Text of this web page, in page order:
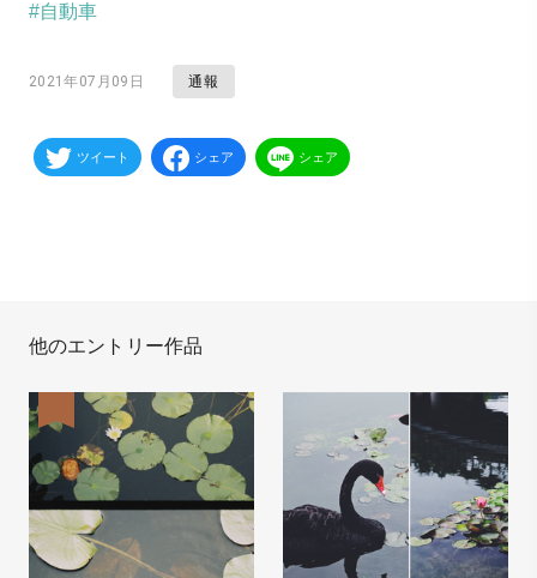
#自動車
2021年07月09日 通報
ツイート シェア シェア
他のエントリー作品